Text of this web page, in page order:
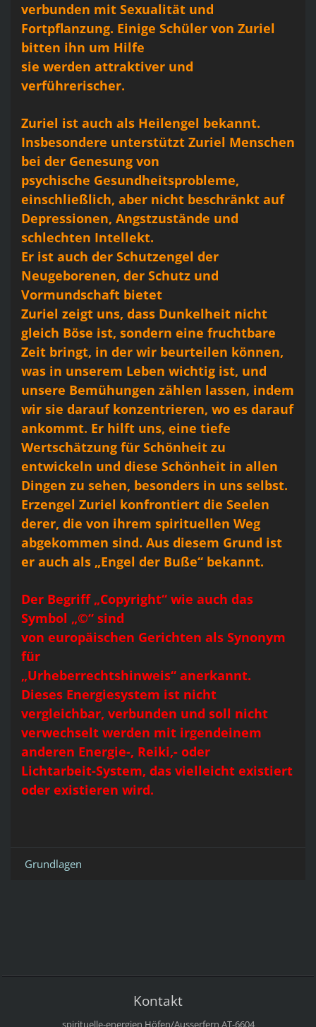
verbunden mit Sexualität und
Fortpflanzung. Einige Schüler von Zuriel
bitten ihn um Hilfe
sie werden attraktiver und
verführerischer.
Zuriel ist auch als Heilengel bekannt.
Insbesondere unterstützt Zuriel Menschen
bei der Genesung von
psychische Gesundheitsprobleme,
einschließlich, aber nicht beschränkt auf
Depressionen, Angstzustände und
schlechten Intellekt.
Er ist auch der Schutzengel der
Neugeborenen, der Schutz und
Vormundschaft bietet
Zuriel zeigt uns, dass Dunkelheit nicht
gleich Böse ist, sondern eine fruchtbare
Zeit bringt, in der wir beurteilen können,
was in unserem Leben wichtig ist, und
unsere Bemühungen zählen lassen, indem
wir sie darauf konzentrieren, wo es darauf
ankommt. Er hilft uns, eine tiefe
Wertschätzung für Schönheit zu
entwickeln und diese Schönheit in allen
Dingen zu sehen, besonders in uns selbst.
Erzengel Zuriel konfrontiert die Seelen
derer, die von ihrem spirituellen Weg
abgekommen sind. Aus diesem Grund ist
er auch als „Engel der Buße“ bekannt.
Der Begriff „Copyright“ wie auch das
Symbol „©“ sind
von europäischen Gerichten als Synonym
für
„Urheberrechtshinweis“ anerkannt.
Dieses Energiesystem ist nicht
vergleichbar, verbunden und soll nicht
verwechselt werden mit irgendeinem
anderen Energie-, Reiki,- oder
Lichtarbeit-System, das vielleicht existiert
oder existieren wird.
Grundlagen
Kontakt
spirituelle-energien Höfen/Ausserfern AT-6604